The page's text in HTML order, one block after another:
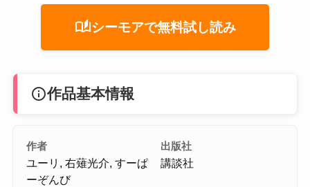
auto_storiesシーモアで無料試し読み
info作品基本情報
作者
ユーリ, 右薙光介, すーぱ
ーぞんび
出版社
講談社